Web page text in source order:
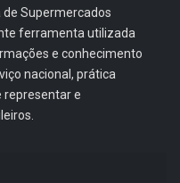
Supermercados
ferramenta utilizada
e conhecimento
nacional, prática
representar e